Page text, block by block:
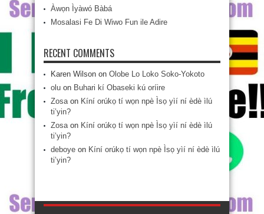
Àwọn Ìyàwó Bàbá
Mosalasi Fe Di Wiwo Fun ile Adire
RECENT COMMENTS
Karen Wilson on Olobe Lo Loko Soko-Yokoto
olu on Buhari kí Obaseki kú oríire
Zosa on Kíní orúkọ tí wọn npè Ìsọ yìí ní èdè ìlú
ti’yin?
Zosa on Kíní orúkọ tí wọn npè Ìsọ yìí ní èdè ìlú
ti’yin?
deboye on Kíní orúkọ tí wọn npè Ìsọ yìí ní èdè ìlú
ti’yin?